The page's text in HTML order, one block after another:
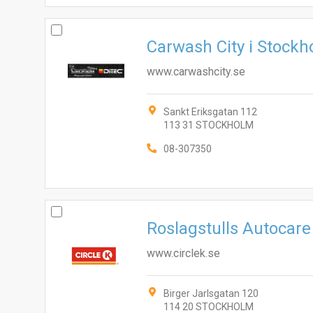
Carwash City i
www.carwashcity.se
Sankt Eriksgatan 112
113 31 STOCKHOLM
08-307350
Roslagstulls
www.circlek.se
Birger Jarlsgatan 120
114 20 STOCKHOLM